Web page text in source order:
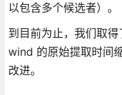
以包含多个候选者）。
到目前为止，我们取
wind 的原始提取时间
改进。